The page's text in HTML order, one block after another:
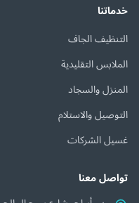
خدماتنا
التنظيف الجاف
الملابس التقليدية
المنزل والسجاد
التوصيل والاستلام
غسيل الشركات
تواصل معنا